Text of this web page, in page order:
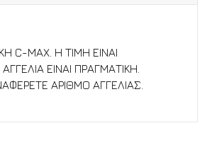
C-MAX. Η ΤΙΜΗ ΕΙΝΑΙ
ΕΙΝΑΙ ΠΡΑΓΜΑΤΙΚΗ.
ΑΡΙΘΜΟ ΑΓΓΕΛΙΑΣ.